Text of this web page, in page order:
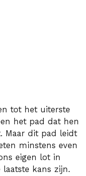
tot het uiterste
het pad dat hen
Maar dit pad leidt
minstens even
eigen lot in
kans zijn.